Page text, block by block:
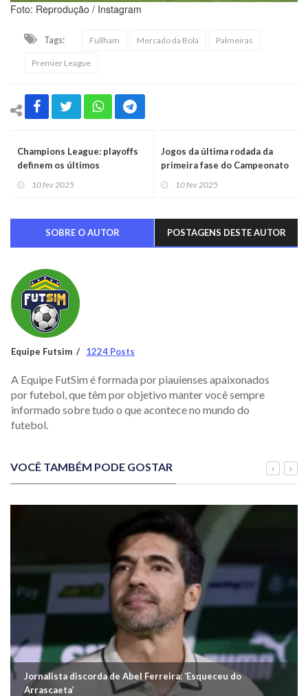
Foto: Reprodução / Instagram
Tags: Fullham Mercado da Bola Palmeiras
Premier League
Champions League: playoffs
definem os últimos
10 fev 2025
Jogos da última rodada da
primeira fase do Campeonato
10 fev 2025
SOBRE O AUTOR POSTAGENS DESTE AUTOR
Equipe Futsim 1224 Posts
A Equipe FutSim é formada por piauienses apaixonados
por futebol, que têm por objetivo manter você sempre
informado sobre tudo o que acontece no mundo do
futebol.
VOCÊ TAMBÉM PODE GOSTAR
Jornalista discorda de Abel Ferreira: ‘Esqueceu do
Arrascaeta’